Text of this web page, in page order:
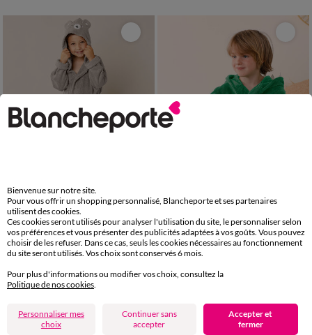
2/4 ANS 6/8 ANS 10/12 ANS
Peignoir de bain enfant ourson à capuche éponge coton - 340 g/m²
36,99 €
-50% dès 2 art Code 899013
Personnalisable
2/4 ANS 6/8 ANS 10/12 ANS
-50% dès 2 art Code 899013
-50% dès 2 articles Code (1):899013 Appliquer
Bienvenue sur notre site.
Pour vous offrir un shopping personnalisé, Blancheporte et ses partenaires
utilisent des cookies.
Ces cookies seront utilisés pour analyser l'utilisation du site, le personnaliser selon
vos préférences et vous présenter des publicités adaptées à vos goûts. Vous pouvez
choisir de les refuser. Dans ce cas, seuls les cookies nécessaires au fonctionnement
du site seront utilisés. Vos choix sont conservés 6 mois.
Pour plus d'informations ou modifier vos choix, consultez la
Politique de nos cookies
Personnaliser mes
choix
Continuer sans
accepter
Accepter et
fermer